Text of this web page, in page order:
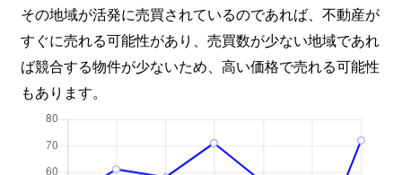
その地域が活発に売買されているのであれば、不動産が
すぐに売れる可能性があり、売買数が少ない地域であれ
ば競合する物件が少ないため、高い価格で売れる可能性
もあります。